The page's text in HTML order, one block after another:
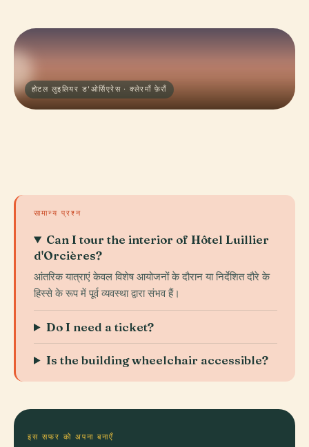
होटल लुइलियर ड'ओर्सिएरेस · क्लेरमाँ फ़ेराँ
सामान्य प्रश्न
Can I tour the interior of Hôtel Luillier
d'Orcières?
आंतरिक यात्राएं केवल विशेष आयोजनों के दौरान या निर्देशित दौरे के
हिस्से के रूप में पूर्व व्यवस्था द्वारा संभव हैं।
Do I need a ticket?
Is the building wheelchair accessible?
इस सफर को अपना बनाएँ